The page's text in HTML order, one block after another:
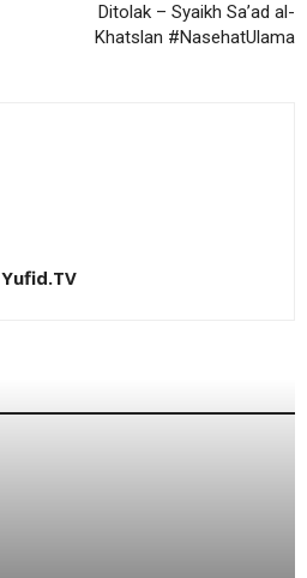
Ditolak – Syaikh Sa’ad al-
Khatslan #NasehatUlama
Yufid.TV